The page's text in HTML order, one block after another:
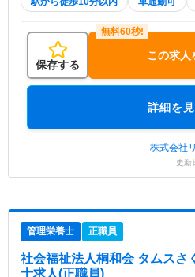
保存する
この求人
詳細を
株式会社
更新
管理栄養士 正職員
社会福祉法人桐和会 タムスさ
士求人(正職員)